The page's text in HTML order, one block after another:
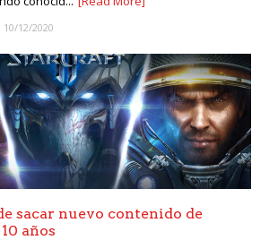
10/12/2020
sacar nuevo contenido de
años